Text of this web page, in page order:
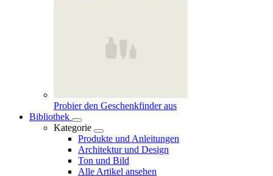
Probier den Geschenkfinder aus
Bibliothek
Kategorie
Produkte und Anleitungen
Architektur und Design
Ton und Bild
Alle Artikel ansehen